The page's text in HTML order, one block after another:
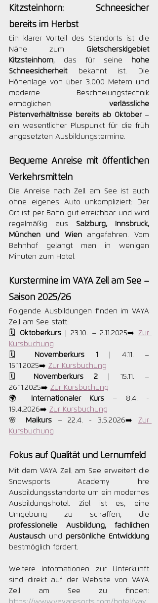
Kitzsteinhorn: Schneesicher
bereits im Herbst
Ein klarer Vorteil des Standorts ist die
Nähe zum Gletscherskigebiet
Kitzsteinhorn, das für seine
hohe
Schneesicherheit bekannt ist. Die
Höhenlage von über 3.000 Metern und
moderne Beschneiungstechnik
ermöglichen verlässliche
Pistenverhältnisse bereits ab Oktober –
ein wesentlicher Pluspunkt für die früh
angesetzten Ausbildungstermine.
Bequeme Anreise mit öffentlichen
Verkehrsmitteln
Die Anreise nach Zell am See ist auch
ohne eigenes Auto unkompliziert: Der
Ort ist per Bahn gut erreichbar und wird
regelmäßig aus Salzburg, Innsbruck,
München und Wien angefahren. Vom
Bahnhof gelangt man in wenigen
Minuten zum Hotel.
Kurstermine im VAYA Zell am See –
Saison 2025/26
Folgende Ausbildungen finden im VAYA
Zell am See statt:
🗓️ Oktoberkurs | 23.10. – 2.11.2025➡️ Zur
Kursbuchung
🗓️
Novemberkurs 1 | 4.11. –
15.11.2025➡️ Zur Kursbuchung
🗓️
Novemberkurs 2 | 15.11. –
26.11.2025➡️ Zur Kursbuchung
🌍
Internationaler Kurs – 8.4. -
19.4.2026➡️ Zur Kursbuchung
🌸
Maikurs – 22.4. - 3.5.2026➡️ Zur
Kursbuchung
Fokus auf Qualität und Lernumfeld
Mit dem VAYA Zell am See erweitert die
Snowsports Academy ihre
Ausbildungsstandorte um ein modernes
Ausbildungshotel. Ziel ist es, eine
professionelle Ausbildung, fachlichen
Austausch und persönliche Entwicklung
bestmöglich fördert.
Weitere Informationen zur Unterkunft
sind direkt auf der Website von
VAYA